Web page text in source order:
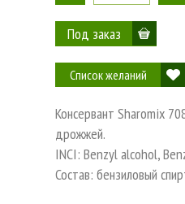
Список желаний
Консервант Sharomix
дрожжей.
INCI: Benzyl alcohol,
Состав: бензиловый